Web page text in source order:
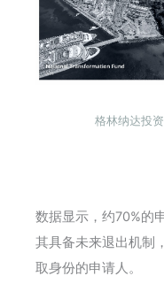
格林纳达投
数据显示，约70%的
其具备未来退出机制
取身份的申请人。